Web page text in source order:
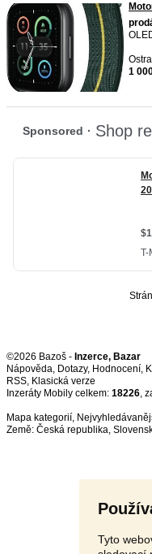
Tyto
1
©2026 Bazoš - Inzerce, Bazar
Nápověda, Dotazy, Hodnocení,
RSS,
Inzeráty Mobily celkem: 18226,
Mapa kategorií,
Země: Česká republika,